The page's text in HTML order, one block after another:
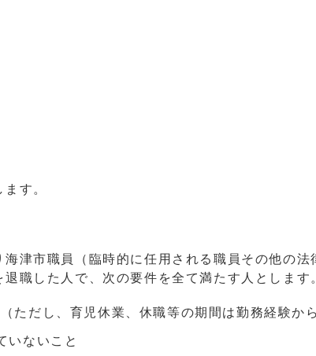
す。
津市職員（臨時的に任用される職員その他の法
職した人で、次の要件を全て満たす人とします
ただし、育児休業、休職等の期間は勤務経験か
いないこと